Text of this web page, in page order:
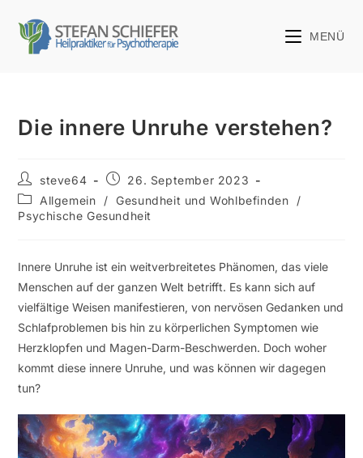
MENÜ
Die innere Unruhe verstehen?
steve64
26. September 2023
Allgemein
/ Gesundheit und Wohlbefinden
/
Psychische Gesundheit
Innere Unruhe ist ein weitverbreitetes Phänomen, das viele
Menschen auf der ganzen Welt betrifft. Es kann sich auf
vielfältige Weisen manifestieren, von nervösen Gedanken und
Schlafproblemen bis hin zu körperlichen Symptomen wie
Herzklopfen und Magen-Darm-Beschwerden. Doch woher
kommt diese innere Unruhe, und was können wir dagegen
tun?